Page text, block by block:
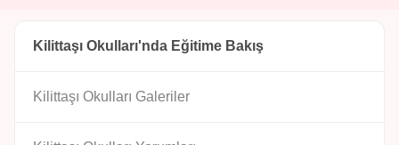
Kilittaşı Okulları'nda Eğitime Bakış
Kilittaşı Okulları Galeriler